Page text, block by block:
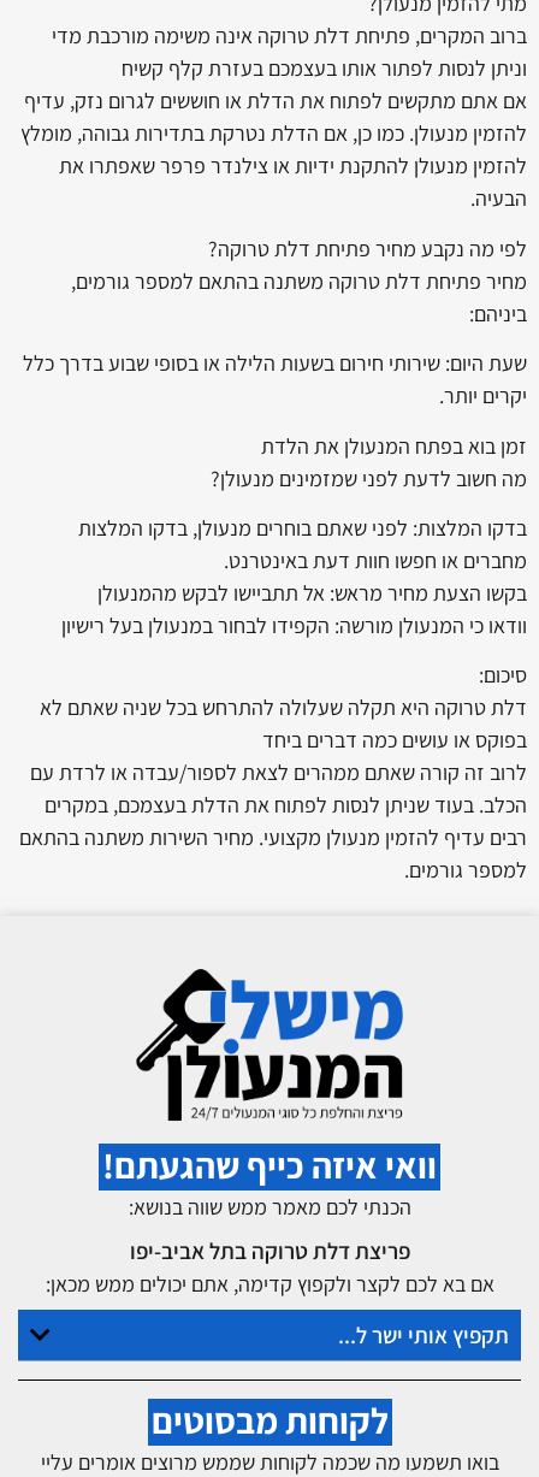
ברוב המקרים, פתיחת דלת טרוקה אינה משימה מורכבת מדי
וניתן לנסות לפתור אותו בעצמכם בעזרת קלף קשיח
אם אתם מתקשים לפתוח את הדלת או חוששים לגרום נזק, עדיף
להזמין מנעולן. כמו כן, אם הדלת נטרקת בתדירות גבוהה, מומלץ
להזמין מנעולן להתקנת ידיות או צילנדר פרפר שאפתרו את
הבעיה.
לפי מה נקבע מחיר פתיחת דלת טרוקה?
מחיר פתיחת דלת טרוקה משתנה בהתאם למספר גורמים,
ביניהם:
שעת היום: שירותי חירום בשעות הלילה או בסופי שבוע בדרך כלל
יקרים יותר.
זמן בוא בפתח המנעולן את הלדת
מה חשוב לדעת לפני שמזמינים מנעולן?
בדקו המלצות: לפני שאתם בוחרים מנעולן, בדקו המלצות
מחברים או חפשו חוות דעת באינטרנט.
בקשו הצעת מחיר מראש: אל תתביישו לבקש מהמנעולן
וודאו כי המנעולן מורשה: הקפידו לבחור במנעולן בעל רישיון
סיכום:
דלת טרוקה היא תקלה שעלולה להתרחש בכל שניה שאתם לא
בפוקס או עושים כמה דברים ביחד
לרוב זה קורה שאתם ממהרים לצאת לספור/עבדה או לרדת עם
הכלב. בעוד שניתן לנסות לפתוח את הדלת בעצמכם, במקרים
רבים עדיף להזמין מנעולן מקצועי. מחיר השירות משתנה בהתאם
למספר גורמים.
וואי איזה כייף שהגעתם!
הכנתי לכם מאמר ממש שווה בנושא:
פריצת דלת טרוקה בתל אביב-יפו
אם בא לכם לקצר ולקפוץ קדימה, אתם יכולים ממש מכאן:
תקפיץ אותי ישר ל...
לקוחות מבסוטים
בואו תשמעו מה שכמה לקוחות שממש מרוצים אומרים עליי